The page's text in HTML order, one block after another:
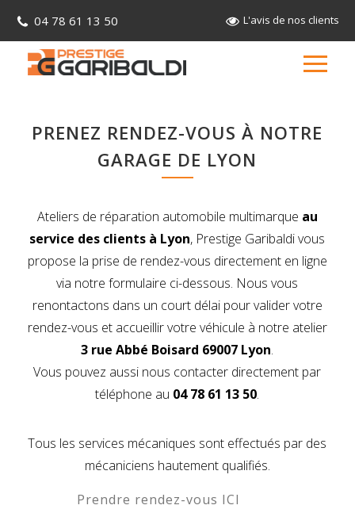
04 78 61 13 50 L'avis de nos clients
PRENEZ RENDEZ-VOUS À NOTRE
GARAGE DE LYON
Ateliers de réparation automobile multimarque au
service des clients à Lyon, Prestige Garibaldi vous
propose la prise de rendez-vous directement en ligne
via notre formulaire ci-dessous. Nous vous
renontactons dans un court délai pour valider votre
rendez-vous et accueillir votre véhicule à notre atelier
3 rue Abbé Boisard 69007 Lyon.
Vous pouvez aussi nous contacter directement par
téléphone au 04 78 61 13 50.
Tous les services mécaniques sont effectués par des
mécaniciens hautement qualifiés.
Prendre rendez-vous ICI